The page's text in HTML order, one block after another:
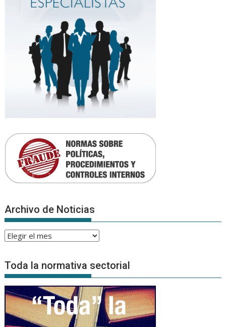
Archivo de Noticias
Archivo
Noticias
Toda la normativa sectorial